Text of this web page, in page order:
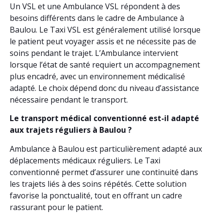
Un VSL et une Ambulance VSL répondent à des
besoins différents dans le cadre de Ambulance à
Baulou. Le Taxi VSL est généralement utilisé lorsque
le patient peut voyager assis et ne nécessite pas de
soins pendant le trajet. L’Ambulance intervient
lorsque l’état de santé requiert un accompagnement
plus encadré, avec un environnement médicalisé
adapté. Le choix dépend donc du niveau d’assistance
nécessaire pendant le transport.
Le transport médical conventionné est-il adapté
aux trajets réguliers à Baulou ?
Ambulance à Baulou est particulièrement adapté aux
déplacements médicaux réguliers. Le Taxi
conventionné permet d’assurer une continuité dans
les trajets liés à des soins répétés. Cette solution
favorise la ponctualité, tout en offrant un cadre
rassurant pour le patient.